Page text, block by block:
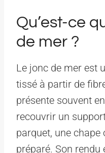
Qu’est-ce
de mer ?
Le jonc de mer est
tissé à partir de
présente souvent
recouvrir un
parquet, une
préparé. Son rendu